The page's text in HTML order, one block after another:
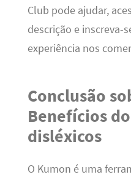
Club pode ajudar,
descrição e inscreva-
experiência nos
Conclusão
Benefícios
disléxicos
O Kumon é uma